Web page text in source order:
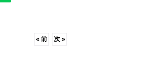
« 前 次 »